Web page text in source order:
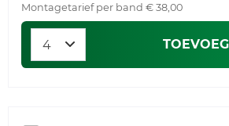
Montagetarief per band € 38,00